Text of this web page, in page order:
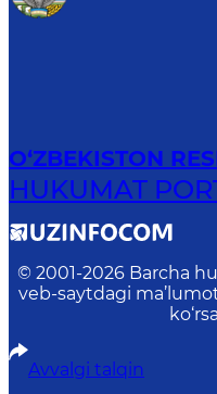
O‘ZBEKISTON
HUKUMAT
© 2001-2026 Barcha
veb-saytdagi
Avvalgi talqin